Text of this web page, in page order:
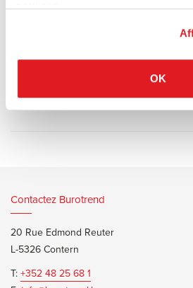
OK
Documents d’informations
Contactez Burotrend
20 Rue Edmond Reuter
L-5326 Contern
T:+352 48 25 68 1